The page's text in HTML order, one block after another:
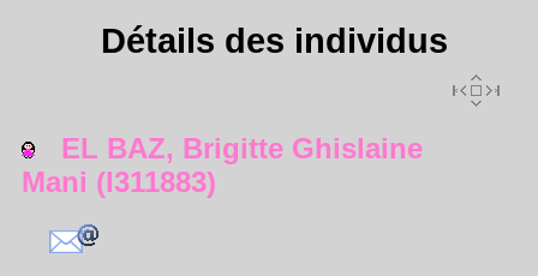
Détails des individus
EL BAZ, Brigitte Ghislaine
Mani (I311883)